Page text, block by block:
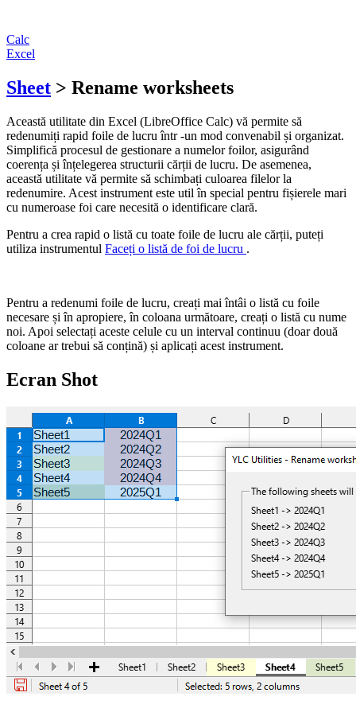
Calc
Excel
Sheet > Rename worksheets
Această utilitate din Excel (LibreOffice Calc) vă permite să
redenumiți rapid foile de lucru într -un mod convenabil și organizat.
Simplifică procesul de gestionare a numelor foilor, asigurând
coerența și înțelegerea structurii cărții de lucru. De asemenea,
această utilitate vă permite să schimbați culoarea filelor la
redenumire. Acest instrument este util în special pentru fișierele mari
cu numeroase foi care necesită o identificare clară.
Pentru a crea rapid o listă cu toate foile de lucru ale cărții, puteți
utiliza instrumentul Faceți o listă de foi de lucru .
Pentru a redenumi foile de lucru, creați mai întâi o listă cu foile
necesare și în apropiere, în coloana următoare, creați o listă cu nume
noi. Apoi selectați aceste celule cu un interval continuu (doar două
coloane ar trebui să conțină) și aplicați acest instrument.
Ecran Shot